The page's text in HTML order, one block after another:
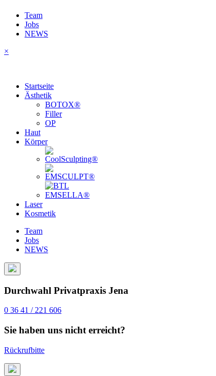
Team
Jobs
NEWS
×
Startseite
Ästhetik
BOTOX®
Filler
OP
Haut
Körper
Laser
Kosmetik
Team
Jobs
NEWS
Durchwahl Privatpraxis Jena
0 36 41 / 221 606
Sie haben uns nicht erreicht?
Rückrufbitte